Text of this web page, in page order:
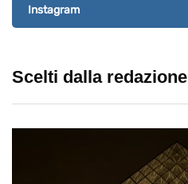
Instagram
Scelti dalla redazione